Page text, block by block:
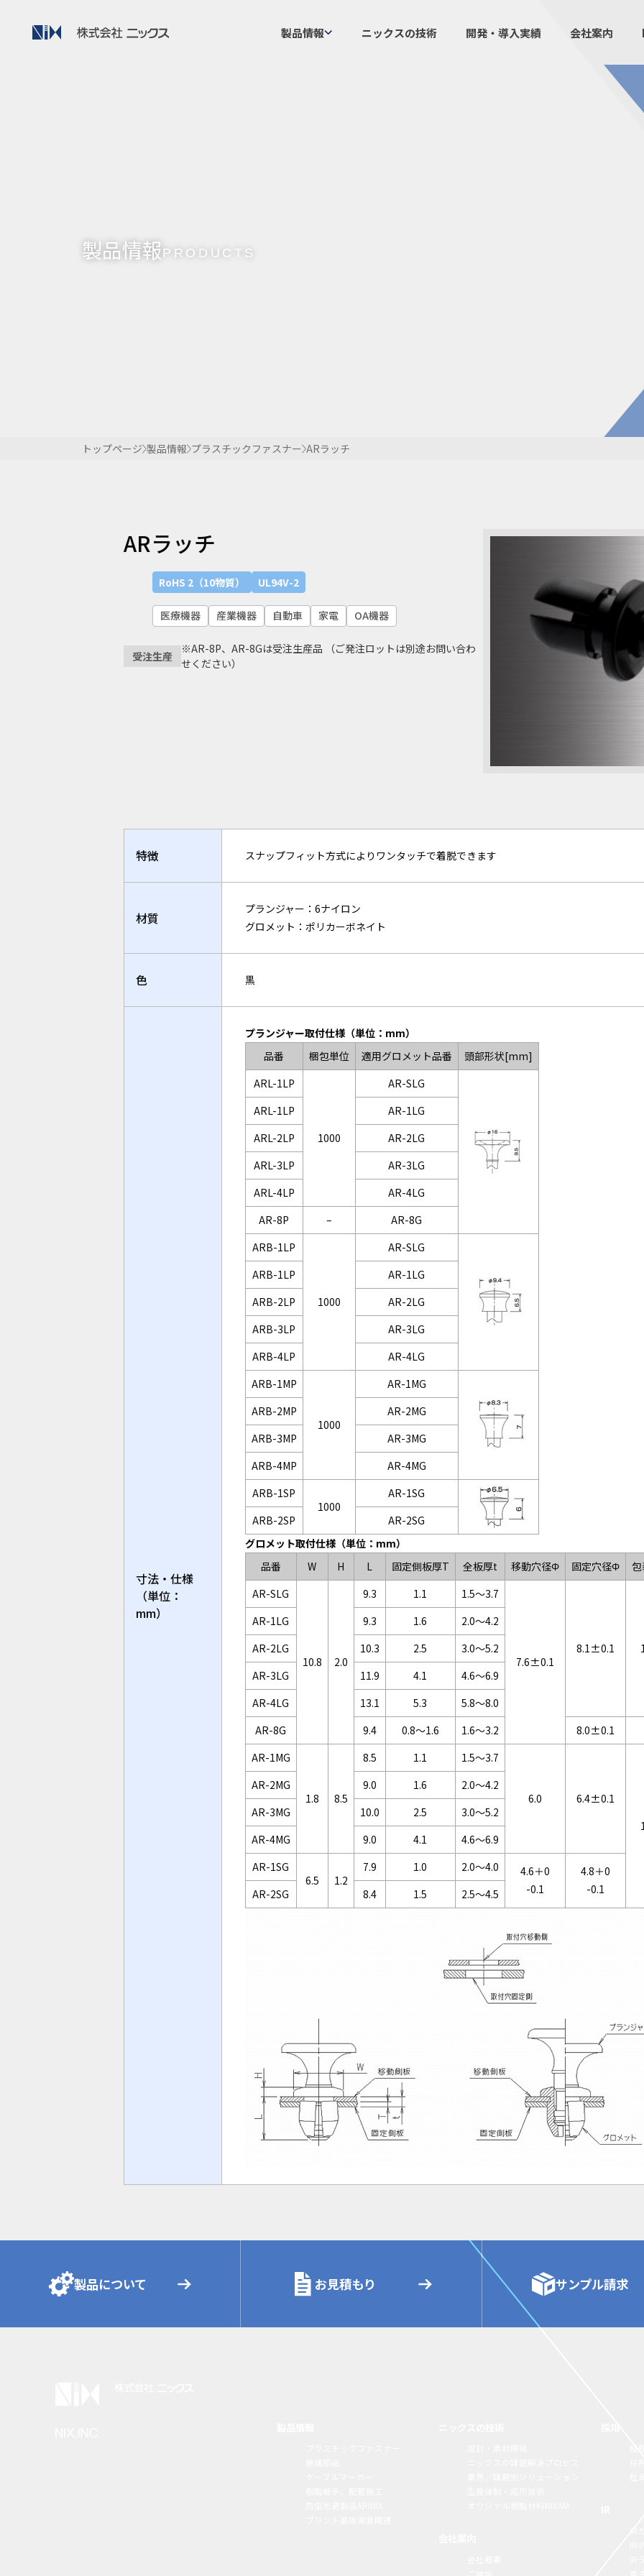
製品情報 ニックスの技術 開発・導入実績 会社案内
ニックス
よくある
製品情報PRODUCTS
トップページ 製品情報 プラスチックファスナー ARラッチ
ARラッチ
RoHS 2（10物質） UL94V-2
医療機器 産業機器 自動車 家電 OA機器
受注生産
※AR-8P、AR-8Gは受注生産品 （ご発注ロットは別途お問い合わ
せください）
特徴 スナップフィット方式によりワンタッチで着脱できます
材質
プランジャー：6ナイロン
グロメット：ポリカーボネイト
色 黒
寸法・仕様
（単位：
mm）
プランジャー取付仕様（単位：mm）
品番
梱包単位 適用グロメット品番
頭部形状[mm]
ARL-1LP
1000
AR-SLG
ARL-1LP
AR-1LG
ARL-2LP
AR-2LG
ARL-3LP
AR-3LG
ARL-4LP
AR-4LG
AR-8P
–
AR-8G
ARB-1LP
1000
AR-SLG
ARB-1LP
AR-1LG
ARB-2LP
AR-2LG
ARB-3LP
AR-3LG
ARB-4LP
AR-4LG
ARB-1MP
1000
AR-1MG
ARB-2MP
AR-2MG
ARB-3MP
AR-3MG
ARB-4MP
AR-4MG
ARB-1SP
1000
AR-1SG
ARB-2SP
AR-2SG
グロメット取付仕様（単位：mm）
品番
W H L 固定側板厚T 全板厚t 移動穴径Φ 固定穴径Φ
AR-SLG
10.8 2.0
9.3 1.1 1.5～3.7
7.6±0.1
8.1±0.1
AR-1LG 9.3 1.6
2.0～4.2
AR-2LG
10.3 2.5
3.0～5.2
AR-3LG
11.9 4.1
4.6～6.9
AR-4LG
13.1 5.3
5.8～8.0
AR-8G
9.4 0.8～1.6 1.6～3.2
8.0±0.1
AR-1MG
1.8 8.5
8.5 1.1 1.5～3.7
6.0
6.4±0.1
AR-2MG 9.0 1.6
2.0～4.2
AR-3MG
10.0 2.5
3.0～5.2
AR-4MG
9.0 4.1
4.6～6.9
AR-1SG
6.5
1.2
7.9 1.0 2.0～4.0
4.6＋0
-0.1
4.8＋0
-0.1
AR-2SG 8.4 1.5 2.5～4.5
製品について お見積もり サンプル請求